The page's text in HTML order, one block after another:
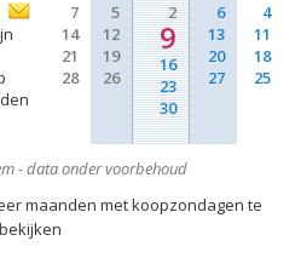
- data onder voorbehoud
7
14
21
28
5
12
19
26
2
9
16
23
30
6
13
20
27
4
11
18
25
maanden met koopzondagen te
bekijken